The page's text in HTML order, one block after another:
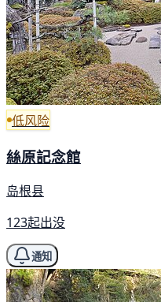
低风险
絲原記念館
岛根县
123起出没
通知